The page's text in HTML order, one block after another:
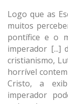
Logo que as
muitos
pontífice e o
imperador [...]
cristianismo,
horrível
Cristo, a
imperador